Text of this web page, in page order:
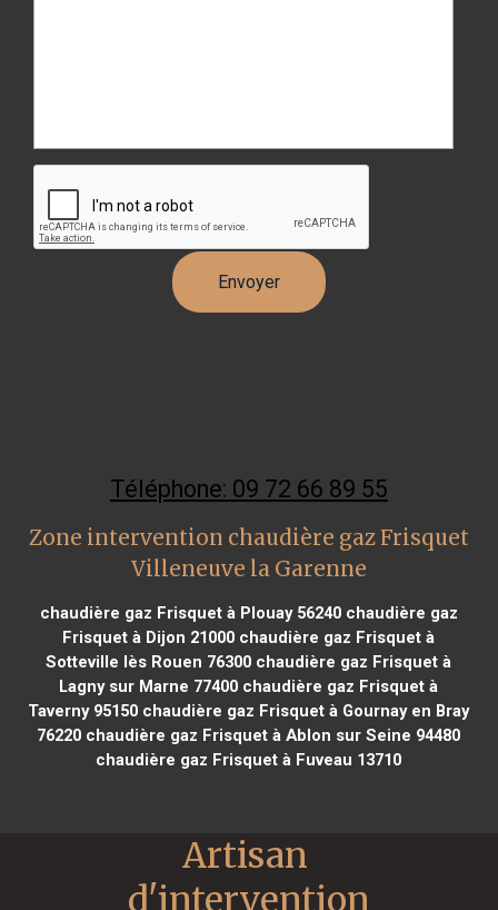
Téléphone: 09 72 66 89 55
Zone intervention chaudière gaz Frisquet
Villeneuve la Garenne
chaudière gaz Frisquet à Plouay 56240chaudière gaz
Frisquet à Dijon 21000 chaudière gaz Frisquet à
Sotteville lès Rouen 76300 chaudière gaz Frisquet à
Lagny sur Marne 77400 chaudière gaz Frisquet à
Taverny 95150 chaudière gaz Frisquet à Gournay en Bray
76220 chaudière gaz Frisquet à Ablon sur Seine 94480
chaudière gaz Frisquet à Fuveau 13710
Artisan
d'intervention